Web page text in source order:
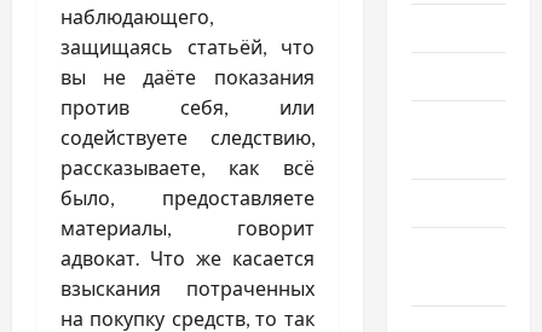
наблюдающего,
защищаясь статьёй, что
вы не даёте показания
против себя, или
содействуете следствию,
рассказываете, как всё
было, предоставляете
материалы, говорит
адвокат. Что же касается
взыскания потраченных
на покупку средств, то так